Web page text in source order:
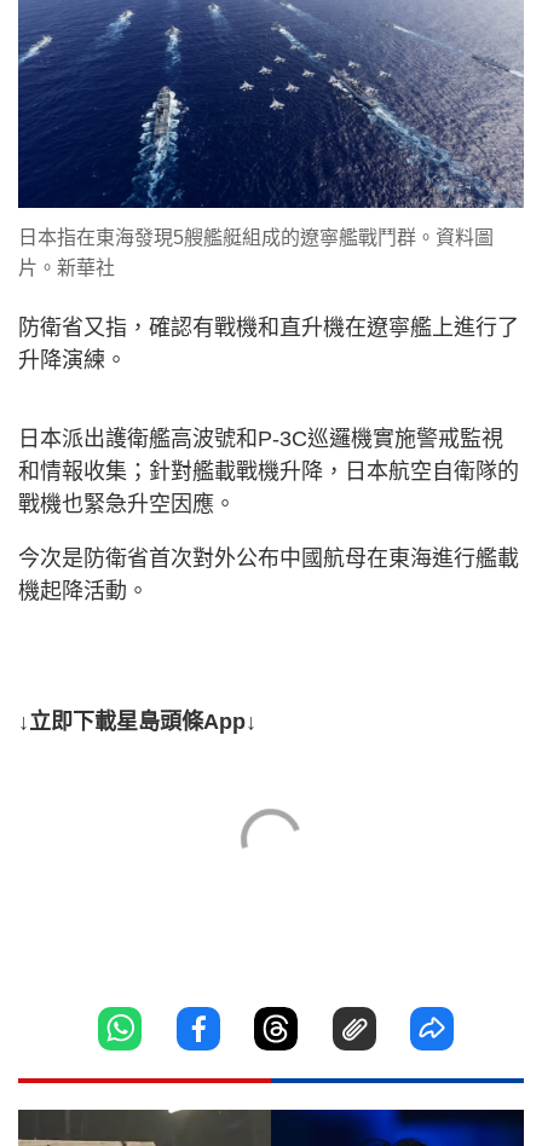
日本指在東海發現5艘艦艇組成的遼寧艦戰鬥群。資料圖
片。新華社
防衛省又指，確認有戰機和直升機在遼寧艦上進行了
升降演練。
日本派出護衛艦高波號和P-3C巡邏機實施警戒監視
和情報收集；針對艦載戰機升降，日本航空自衛隊的
戰機也緊急升空因應。
今次是防衛省首次對外公布中國航母在東海進行艦載
機起降活動。
↓立即下載星島頭條App↓